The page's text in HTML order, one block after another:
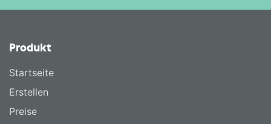
Produkt
Startseite
Erstellen
Preise